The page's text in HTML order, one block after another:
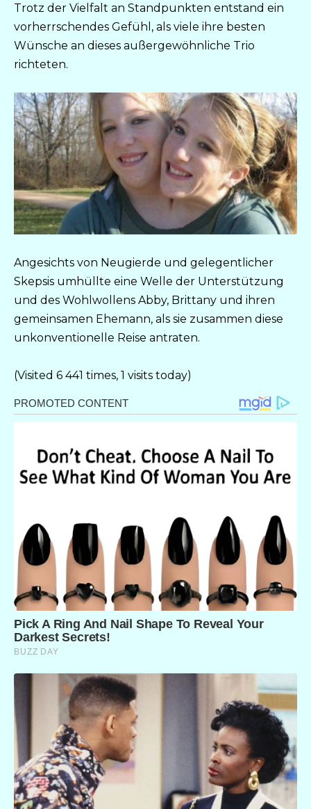
Trotz der Vielfalt an Standpunkten entstand ein
vorherrschendes Gefühl, als viele ihre besten
Wünsche an dieses außergewöhnliche Trio
richteten.
Angesichts von Neugierde und gelegentlicher
Skepsis umhüllte eine Welle der Unterstützung
und des Wohlwollens Abby, Brittany und ihren
gemeinsamen Ehemann, als sie zusammen diese
unkonventionelle Reise antraten.
(Visited 6 441 times, 1 visits today)